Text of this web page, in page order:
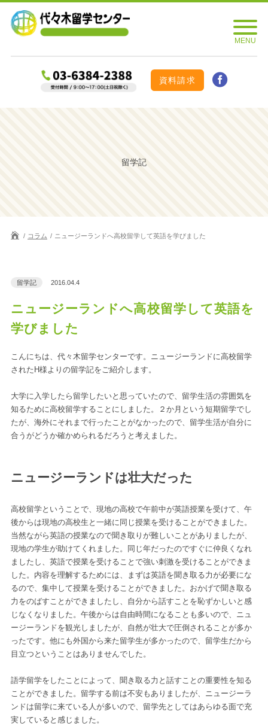
資料請求
留学記
コラム ニュージーランドへ高校留学して英語を学びました
留学記 2016.04.4
ニュージーランドへ高校留学して英語を
学びました
こんにちは、代々木留学センターです。ニュージーランドに高校留学
されたH様よりの留学記をご紹介します。
大学に入学したら留学したいと思っていたので、留学生活の雰囲気を
知るために高校留学することにしました。２か月という短期留学でし
たが、海外にそれまで行ったことがなかったので、留学生活が自分に
合うがどうか確かめられるだろうと考えました。
ニュージーランドは壮大だった
高校留学ということで、現地の高校で午前中が英語授業を受けて、午
後からは現地の高校生と一緒に同じ授業を受けることができました。
当然ながら英語の授業なので聞き取りが難しいことがありましたが、
現地の学生が助けてくれました。同じ年だったのですぐに仲良くなれ
ましたし、英語で授業を受けることで強い刺激を受けることができま
した。内容を理解するためには、まずは英語を聞き取る力が必要にな
るので、集中して授業を受けることができました。おかげで聞き取る
力をのばすことができましたし、自分から話すことを恥ずかしいと感
じなくなりました。午後からは自由時間になることも多いので、ニュ
ージーランドを観光しましたが、自然が壮大で圧倒されることが多か
ったです。他にも外国から来た留学生が多かったので、留学生だから
目立つということはありませんでした。
語学留学をしたことによって、聞き取る力と話すことの重要性を知る
ことができました。留学する前は不安もありましたが、ニュージーラ
ンドは留学に来ている人が多いので、留学先としてはあらゆる面で充
実していると感じました。